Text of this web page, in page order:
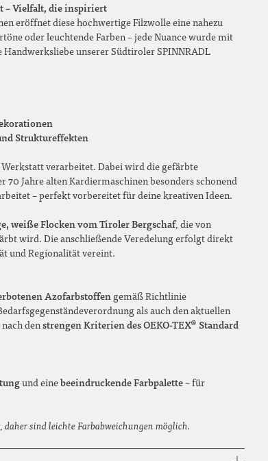
– Vielfalt, die inspiriert
eröffnet diese hochwertige Filzwolle eine nahezu
oder leuchtende Farben – jede Nuance wurde mit
unserer Südtiroler SPINNRADL
Struktureffekten
verarbeitet. Dabei wird die gefärbte
Jahre alten Kardiermaschinen besonders schonend
– perfekt vorbereitet für deine kreativen Ideen.
weiße Flocken vom Tiroler Bergschaf, die von
wird. Die anschließende Veredelung erfolgt direkt
und Regionalität vereint.
Azofarbstoffen gemäß Richtlinie
als auch den aktuellen
nach denstrengen Kriterien des OEKO-TEX® Standard
und einebeeindruckende Farbpalette– für
sind leichte Farbabweichungen möglich.